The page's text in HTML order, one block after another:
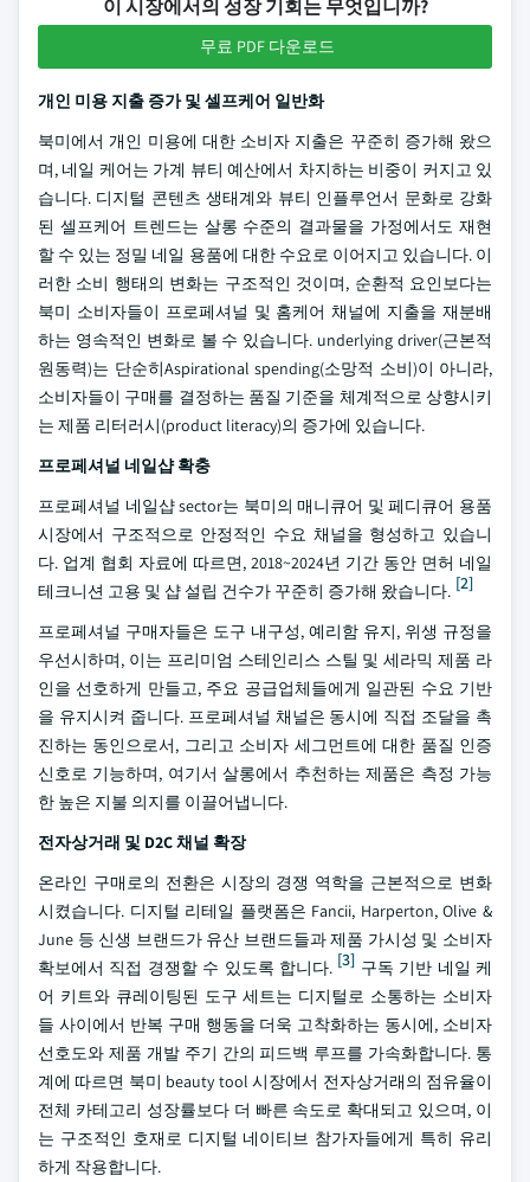
이 시장에서의 성장 기회는 무엇입니까?
무료 PDF 다운로드
개인 미용 지출 증가 및 셀프케어 일반화
북미에서 개인 미용에 대한 소비자 지출은 꾸준히 증가해 왔으
며, 네일 케어는 가계 뷰티 예산에서 차지하는 비중이 커지고 있
습니다. 디지털 콘텐츠 생태계와 뷰티 인플루언서 문화로 강화
된 셀프케어 트렌드는 살롱 수준의 결과물을 가정에서도 재현
할 수 있는 정밀 네일 용품에 대한 수요로 이어지고 있습니다. 이
러한 소비 행태의 변화는 구조적인 것이며, 순환적 요인보다는
북미 소비자들이 프로페셔널 및 홈케어 채널에 지출을 재분배
하는 영속적인 변화로 볼 수 있습니다. underlying driver(근본적
원동력)는 단순히Aspirational spending(소망적 소비)이 아니라,
소비자들이 구매를 결정하는 품질 기준을 체계적으로 상향시키
는 제품 리터러시(product literacy)의 증가에 있습니다.
프로페셔널 네일샵 확충
프로페셔널 네일샵 sector는 북미의 매니큐어 및 페디큐어 용품
시장에서 구조적으로 안정적인 수요 채널을 형성하고 있습니
다. 업계 협회 자료에 따르면, 2018~2024년 기간 동안 면허 네일
테크니션 고용 및 샵 설립 건수가 꾸준히 증가해 왔습니다. [2]
프로페셔널 구매자들은 도구 내구성, 예리함 유지, 위생 규정을
우선시하며, 이는 프리미엄 스테인리스 스틸 및 세라믹 제품 라
인을 선호하게 만들고, 주요 공급업체들에게 일관된 수요 기반
을 유지시켜 줍니다. 프로페셔널 채널은 동시에 직접 조달을 촉
진하는 동인으로서, 그리고 소비자 세그먼트에 대한 품질 인증
신호로 기능하며, 여기서 살롱에서 추천하는 제품은 측정 가능
한 높은 지불 의지를 이끌어냅니다.
전자상거래 및 D2C 채널 확장
온라인 구매로의 전환은 시장의 경쟁 역학을 근본적으로 변화
시켰습니다. 디지털 리테일 플랫폼은 Fancii, Harperton, Olive &
June 등 신생 브랜드가 유산 브랜드들과 제품 가시성 및 소비자
확보에서 직접 경쟁할 수 있도록 합니다. [3] 구독 기반 네일 케
어 키트와 큐레이팅된 도구 세트는 디지털로 소통하는 소비자
들 사이에서 반복 구매 행동을 더욱 고착화하는 동시에, 소비자
선호도와 제품 개발 주기 간의 피드백 루프를 가속화합니다. 통
계에 따르면 북미 beauty tool 시장에서 전자상거래의 점유율이
전체 카테고리 성장률보다 더 빠른 속도로 확대되고 있으며, 이
는 구조적인 호재로 디지털 네이티브 참가자들에게 특히 유리
하게 작용합니다.